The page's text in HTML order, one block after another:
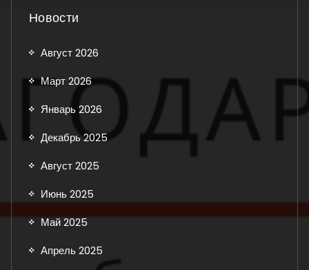
Новости
Август 2026
Март 2026
Январь 2026
Декабрь 2025
Август 2025
Июнь 2025
Май 2025
Апрель 2025